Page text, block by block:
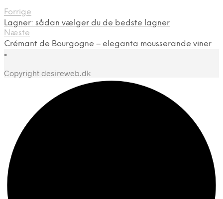
Forrige
Lagner: sådan vælger du de bedste lagner
Næste
Crémant de Bourgogne – eleganta mousserande viner
•
Copyright desireweb.dk